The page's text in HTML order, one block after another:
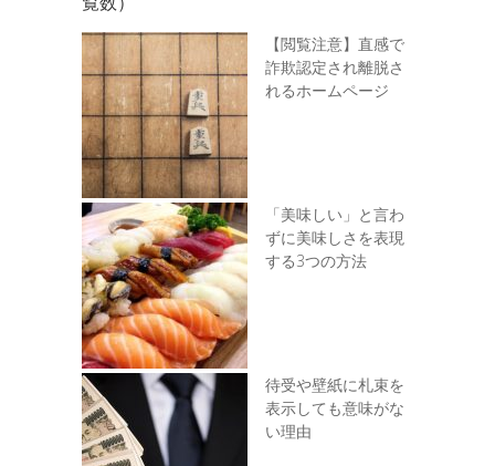
【閲覧注意】直感で
詐欺認定され離脱さ
れるホームページ
「美味しい」と言わ
ずに美味しさを表現
する3つの方法
待受や壁紙に札束を
表示しても意味がな
い理由